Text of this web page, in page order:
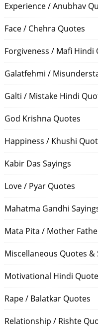
Experience / Anubhav
Face / Chehra Quotes
Forgiveness / Mafi Hindi
Galatfehmi /
Galti / Mistake Hindi
God Krishna Quotes
Happiness / Khushi
Kabir Das Sayings
Love / Pyar Quotes
Mahatma Gandhi
Mata Pita / Mother
Miscellaneous Quotes &
Motivational Hindi
Rape / Balatkar Quotes
Relationship / Rishte